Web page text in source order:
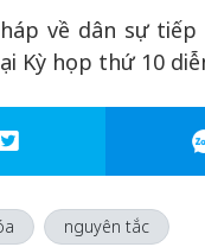
về dân sự
Kỳ họp thứ 10
nguyên tắc